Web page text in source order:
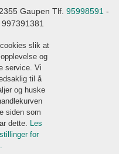
Gaupen Tlf. 95998591 -
slik at
og
service. Vi
til å
og huske
siden som
dette. Les
for